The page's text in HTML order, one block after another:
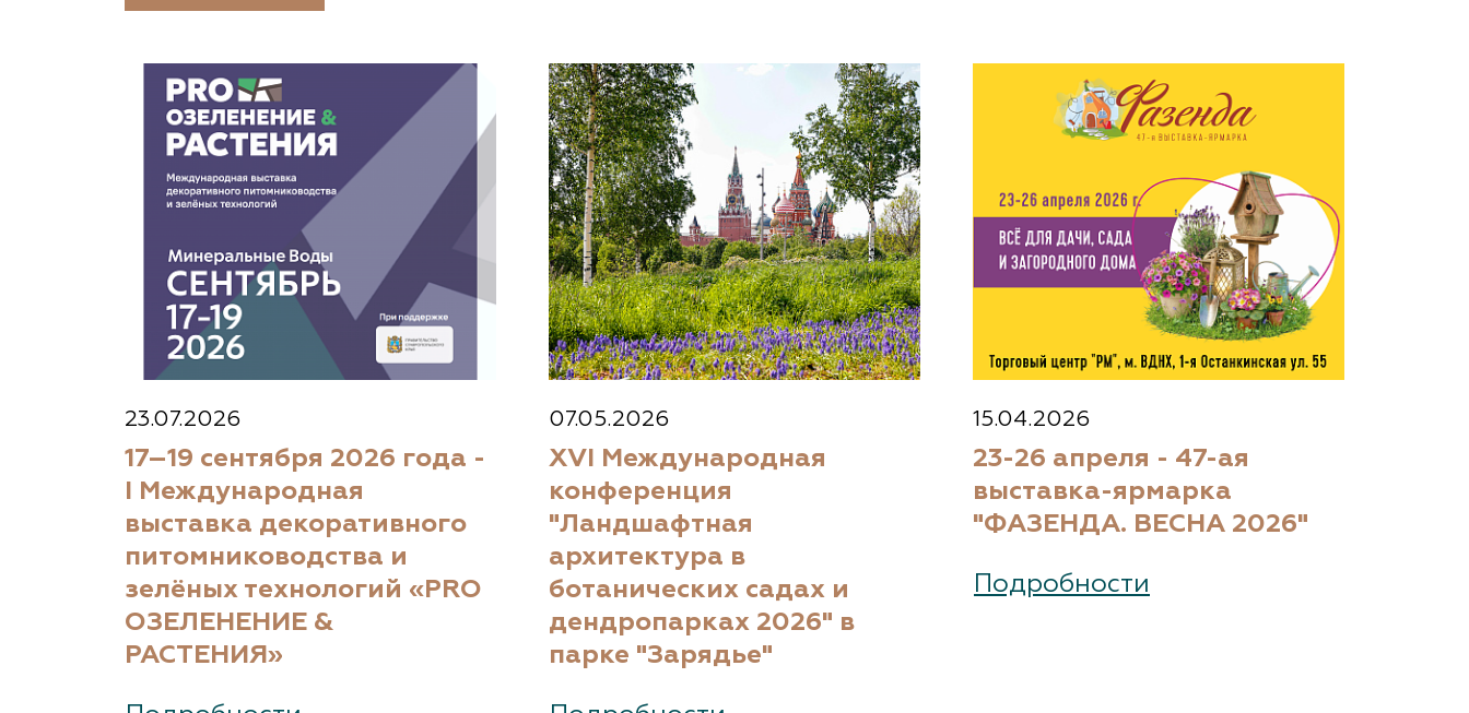
23.07.2026
17–19 сентября 2026 года -
I Международная
выставка декоративного
питомниководства и
зелёных технологий «PRO
ОЗЕЛЕНЕНИЕ &
РАСТЕНИЯ»
07.05.2026
XVI Международная
конференция
"Ландшафтная
архитектура в
ботанических садах и
дендропарках 2026" в
парке "Зарядье"
15.04.2026
23-26 апреля - 47-ая
выставка-ярмарка
"ФАЗЕНДА. ВЕСНА 2026"
Подробности